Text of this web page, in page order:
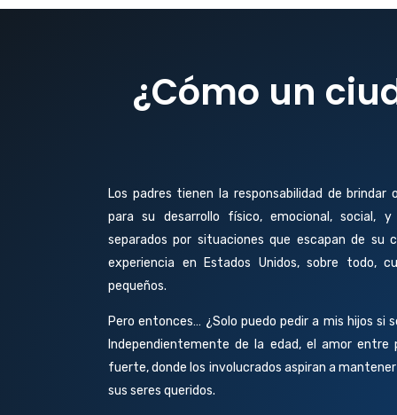
¿Cómo un
Los padres tienen la responsabilidad de brindar
para su desarrollo físico, emocional, social, y
separados por situaciones que escapan de
experiencia en Estados Unidos, sobre todo,
pequeños.
Pero entonces… ¿Solo puedo pedir a mis hijos si
Independientemente de la edad, el amor entre
fuerte, donde los involucrados aspiran a
sus seres queridos.